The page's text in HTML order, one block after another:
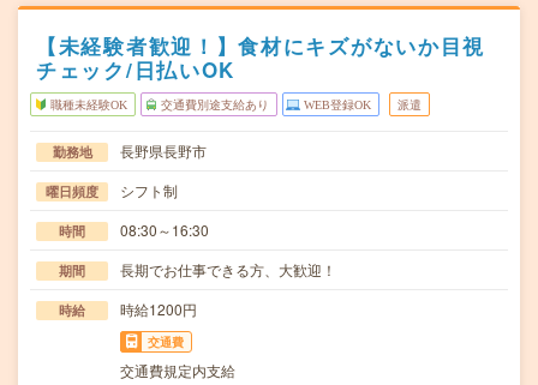
【未経験者歓迎！】食材にキズがないか目視
チェック/日払いOK
職種未経験OK 交通費別途支給あり WEB登録OK 派遣
勤務地 長野県長野市
曜日頻度 シフト制
時間 08:30～16:30
期間 長期でお仕事できる方、大歓迎！
時給 時給1200円
交通費
交通費規定内支給